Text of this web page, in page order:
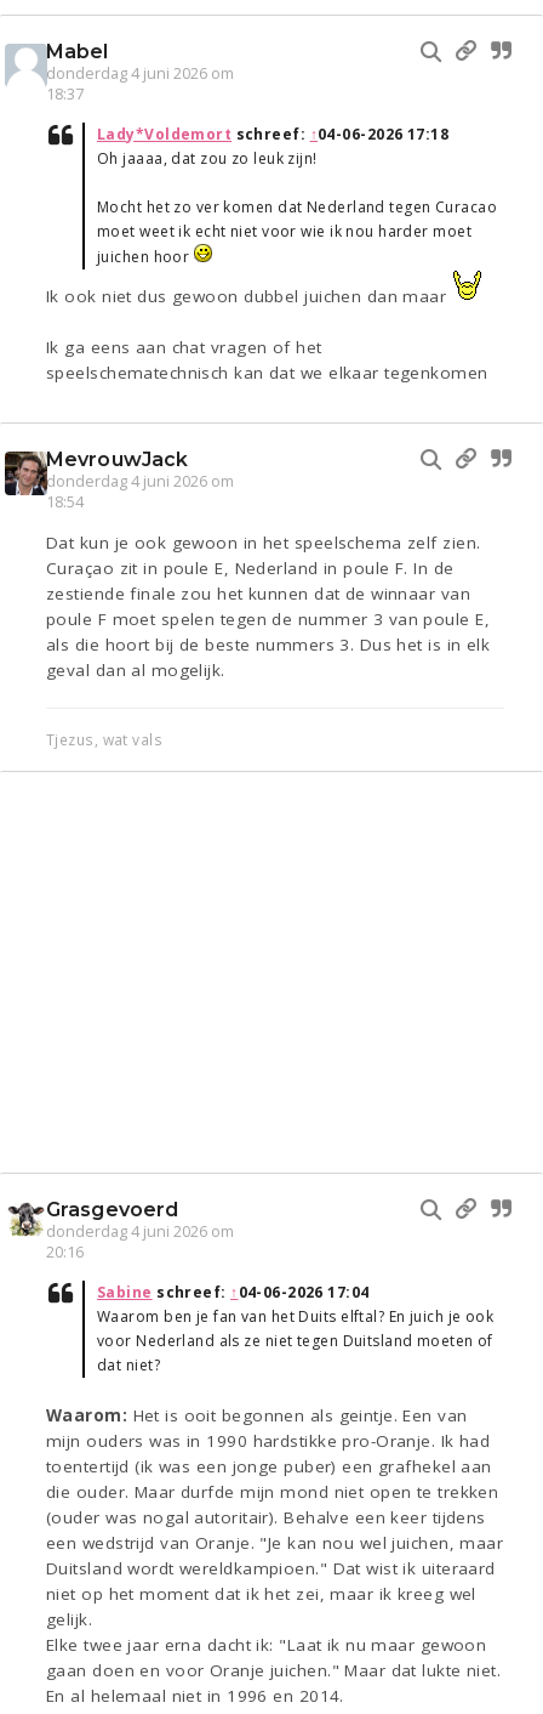
Mabel
donderdag 4 juni 2026 om
18:37
Lady*Voldemort schreef: ↑04-06-2026 17:18
Oh jaaaa, dat zou zo leuk zijn!
Mocht het zo ver komen dat Nederland tegen Curacao
moet weet ik echt niet voor wie ik nou harder moet
juichen hoor
Ik ook niet dus gewoon dubbel juichen dan maar
Ik ga eens aan chat vragen of het
speelschematechnisch kan dat we elkaar tegenkomen
MevrouwJack
donderdag 4 juni 2026 om
18:54
Dat kun je ook gewoon in het speelschema zelf zien.
Curaçao zit in poule E, Nederland in poule F. In de
zestiende finale zou het kunnen dat de winnaar van
poule F moet spelen tegen de nummer 3 van poule E,
als die hoort bij de beste nummers 3. Dus het is in elk
geval dan al mogelijk.
Tjezus, wat vals
Grasgevoerd
donderdag 4 juni 2026 om
20:16
Sabine schreef: ↑04-06-2026 17:04
Waarom ben je fan van het Duits elftal? En juich je ook
voor Nederland als ze niet tegen Duitsland moeten of
dat niet?
Waarom: Het is ooit begonnen als geintje. Een van
mijn ouders was in 1990 hardstikke pro-Oranje. Ik had
toentertijd (ik was een jonge puber) een grafhekel aan
die ouder. Maar durfde mijn mond niet open te trekken
(ouder was nogal autoritair). Behalve een keer tijdens
een wedstrijd van Oranje. "Je kan nou wel juichen, maar
Duitsland wordt wereldkampioen." Dat wist ik uiteraard
niet op het moment dat ik het zei, maar ik kreeg wel
gelijk.
Elke twee jaar erna dacht ik: "Laat ik nu maar gewoon
gaan doen en voor Oranje juichen." Maar dat lukte niet.
En al helemaal niet in 1996 en 2014.